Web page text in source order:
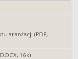
aranżacji (PDF,
16k)